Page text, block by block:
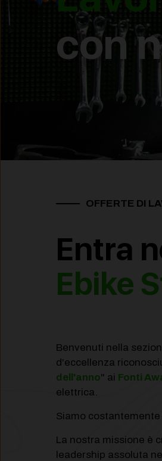
con
OFFERTE DI
Entra
Ebike
Benvenuti nella
d'eccellenza
dell'anno" ai Fonti
elettrica.
Siamo
La nostra missione è
leadership assoluta